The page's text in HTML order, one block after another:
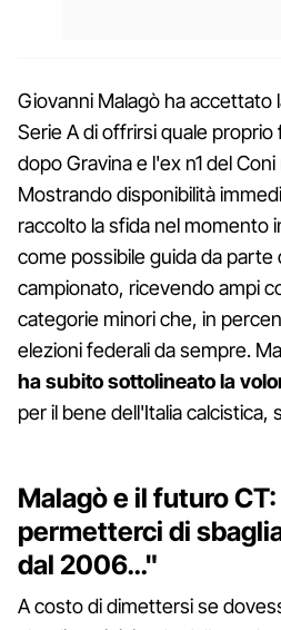
Giovanni Malagò ha accettato
Serie A di offrirsi quale
dopo Gravina e l'ex n1 del
Mostrando disponibilità
raccolto la sfida nel momento
come possibile guida da parte
campionato, ricevendo ampi
categorie minori che, in
elezioni federali da sempre.
ha subito sottolineato la
per il bene dell'Italia calcistica,
Malagò e il futuro
permetterci di
dal 2006…"
A costo di dimettersi se